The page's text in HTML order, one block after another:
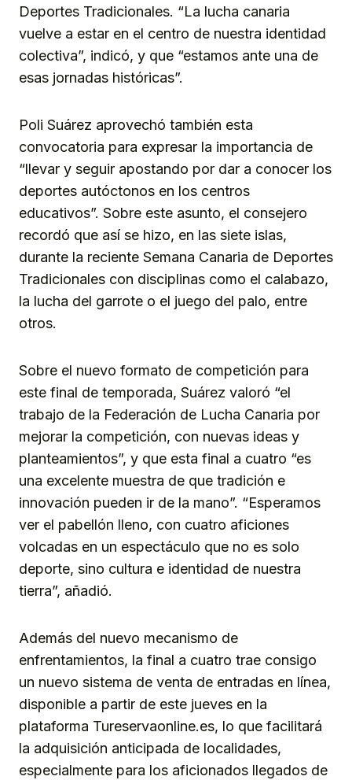
Deportes Tradicionales. “La lucha canaria
vuelve a estar en el centro de nuestra identidad
colectiva”, indicó, y que “estamos ante una de
esas jornadas históricas”.
Poli Suárez aprovechó también esta
convocatoria para expresar la importancia de
“llevar y seguir apostando por dar a conocer los
deportes autóctonos en los centros
educativos”. Sobre este asunto, el consejero
recordó que así se hizo, en las siete islas,
durante la reciente Semana Canaria de Deportes
Tradicionales con disciplinas como el calabazo,
la lucha del garrote o el juego del palo, entre
otros.
Sobre el nuevo formato de competición para
este final de temporada, Suárez valoró “el
trabajo de la Federación de Lucha Canaria por
mejorar la competición, con nuevas ideas y
planteamientos”, y que esta final a cuatro “es
una excelente muestra de que tradición e
innovación pueden ir de la mano”. “Esperamos
ver el pabellón lleno, con cuatro aficiones
volcadas en un espectáculo que no es solo
deporte, sino cultura e identidad de nuestra
tierra”, añadió.
Además del nuevo mecanismo de
enfrentamientos, la final a cuatro trae consigo
un nuevo sistema de venta de entradas en línea,
disponible a partir de este jueves en la
plataforma Tureservaonline.es, lo que facilitará
la adquisición anticipada de localidades,
especialmente para los aficionados llegados de